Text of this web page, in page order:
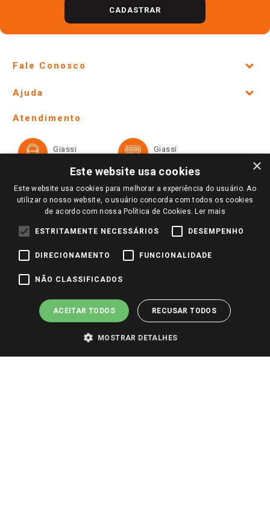
CADASTRAR
Fale Conosco
Lojas Físicas e Horários
Ofertas
Televendas
Notícias
Perguntas frequentes
Identidade Visual
Ajuda
Formas de Pagamento
Trocas e Devoluções
Atendimento
Giassi
Giassi
Redes Sociais
Pagamento e Segurança
×
Este website usa cookies
Este website usa cookies para melhorar a experiência do usuário. Ao
utilizar o nosso website, o usuário concorda com todos os cookies
de acordo com nossa Política de Cookies. Ler mais
ESTRITAMENTE NECESSÁRIOS DESEMPENHO
DIRECIONAMENTO FUNCIONALIDADE
NÃO CLASSIFICADOS
ACEITAR TODOS RECUSAR TODOS
MOSTRAR DETALHES